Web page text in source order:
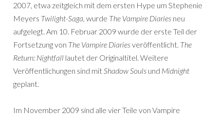
2007, etwa zeitgleich mit dem ersten Hype um Stephenie
Meyers Twilight-Saga, wurde The Vampire Diaries neu
aufgelegt. Am 10. Februar 2009 wurde der erste Teil der
Fortsetzung von The Vampire Diariesveröffentlicht. The
Return: Nightfall lautet der Originaltitel. Weitere
Veröffentlichungen sind mitShadow Souls und Midnight
geplant.
Im November 2009 sind alle vier Teile von Vampire